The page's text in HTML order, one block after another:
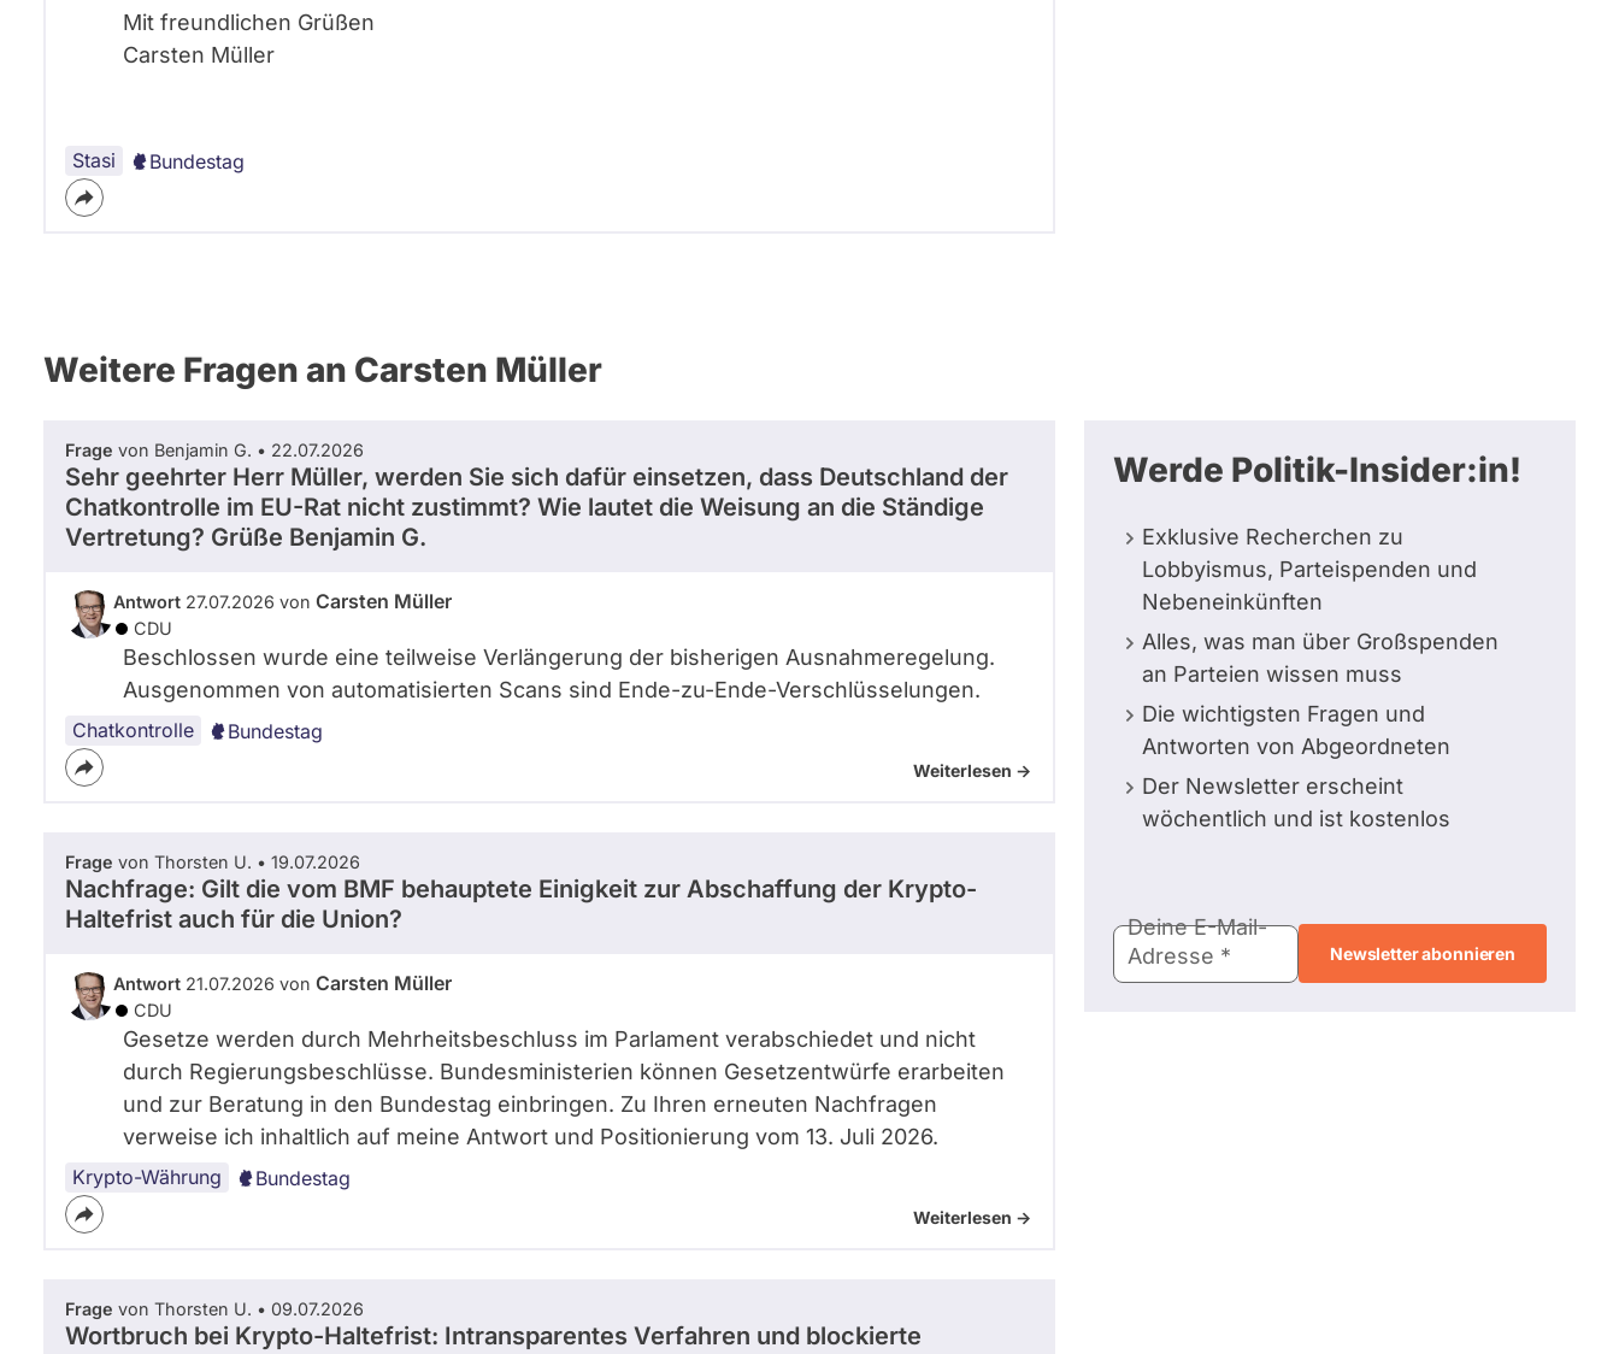
Mit freundlichen Grüßen
Carsten Müller
Stasi Bundestag
Weitere Fragen an Carsten Müller
Frage von Benjamin G. • 22.07.2026
Sehr geehrter Herr Müller, werden Sie sich dafür einsetzen, dass Deutschland der
Chatkontrolle im EU-Rat nicht zustimmt? Wie lautet die Weisung an die Ständige
Vertretung? Grüße Benjamin G.
Antwort 27.07.2026 von Carsten Müller
CDU
Beschlossen wurde eine teilweise Verlängerung der bisherigen Ausnahmeregelung.
Ausgenommen von automatisierten Scans sind Ende-zu-Ende-Verschlüsselungen.
Chatkontrolle Bundestag
Weiterlesen ->
Frage von Thorsten U. • 19.07.2026
Nachfrage: Gilt die vom BMF behauptete Einigkeit zur Abschaffung der Krypto-
Haltefrist auch für die Union?
Antwort 21.07.2026 von Carsten Müller
CDU
Gesetze werden durch Mehrheitsbeschluss im Parlament verabschiedet und nicht
durch Regierungsbeschlüsse. Bundesministerien können Gesetzentwürfe erarbeiten
und zur Beratung in den Bundestag einbringen. Zu Ihren erneuten Nachfragen
verweise ich inhaltlich auf meine Antwort und Positionierung vom 13. Juli 2026.
Krypto-Währung Bundestag
Weiterlesen ->
Frage von Thorsten U. • 09.07.2026
Wortbruch bei Krypto-Haltefrist: Intransparentes Verfahren und blockierte
Werde Politik-Insider:in!
Exklusive Recherchen zu
Lobbyismus, Parteispenden und
Nebeneinkünften
Alles, was man über Großspenden
an Parteien wissen muss
Die wichtigsten Fragen und
Antworten von Abgeordneten
Der Newsletter erscheint
wöchentlich und ist kostenlos
Mail-
Adresse
Deine E-Mail-
Adresse